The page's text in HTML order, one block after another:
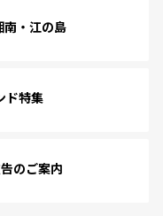
南・江の島
ド特集
のご案内